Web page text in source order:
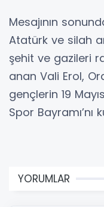
Mesajının
Atatürk ve silah
şehit ve gazileri
anan Vali Erol,
gençlerin 19
Spor Bayramı’nı
YORUMLAR